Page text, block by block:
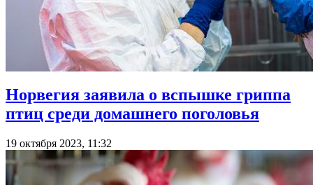
Норвегия заявила о вспышке гриппа
птиц среди домашнего поголовья
19 октября 2023, 11:32